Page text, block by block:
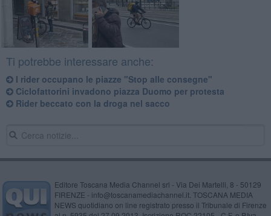
Ti potrebbe interessare anche:
I rider occupano le piazze "Stop alle consegne"
Ciclofattorini invadono piazza Duomo per protesta
Rider beccato con la droga nel sacco
Editore Toscana Media Channel srl - Via Dei Martelli, 8 - 50129
FIRENZE - info@toscanamediachannel.it. TOSCANA MEDIA
NEWS quotidiano on line registrato presso il Tribunale di Firenze